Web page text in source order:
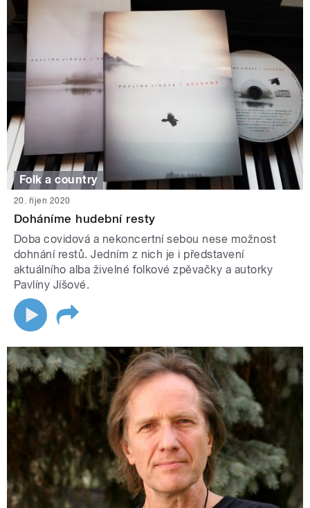
Folk a country
20. říjen 2020
Doháníme hudební resty
Doba covidová a nekoncertní sebou nese možnost
dohnání restů. Jedním z nich je i představení
aktuálního alba živelné folkové zpěvačky a autorky
Pavlíny Jíšové.